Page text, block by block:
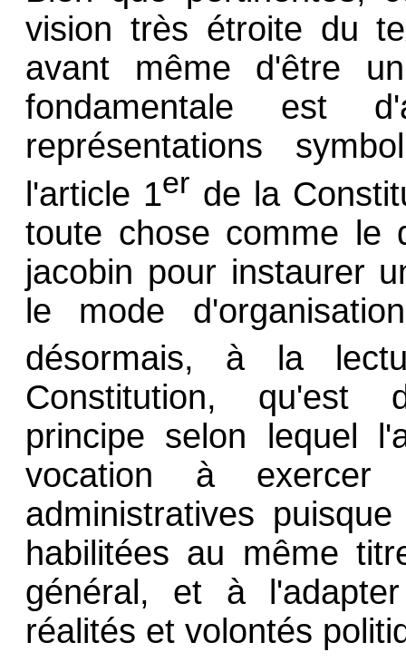
vision très étroite du
avant même d'être
fondamentale est
représentations
l'article 1er de la
toute chose comme le
jacobin pour instaurer
le mode
désormais, à la
Constitution, qu'est
principe selon lequel
vocation à exercer
administratives
habilitées au même
général, et à
réalités et volontés